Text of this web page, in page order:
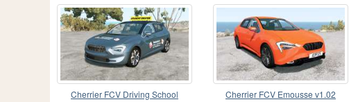
Cherrier FCV Driving School Cherrier FCV Emousse v1.02